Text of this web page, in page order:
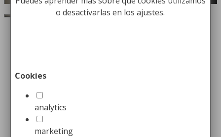
vestuarios
25 enero, 2023
Herrero
o desactivarlas en los ajustes.
Cookies
analytics
marketing